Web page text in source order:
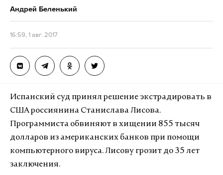
Андрей Беленький
16:59, 1 авг. 2017
Испанский суд принял решение экстрадировать в
США россиянина Станислава Лисова.
Программиста обвиняют в хищении 855 тысяч
долларов из американских банков при помощи
компьютерного вируса. Лисову грозит до 35 лет
заключения.